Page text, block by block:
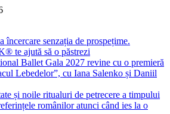
încercare senzația de prospețime.
te ajută să o păstrezi
Ballet Gala 2027 revine cu o premieră
Lebedelor”, cu Iana Salenko și Daniil
și noile ritualuri de petrecere a timpului
românilor atunci când ies la o